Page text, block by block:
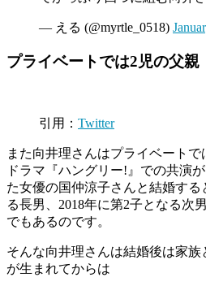
— える (@myrtle_0518)
プライベートでは2児の父親
引用： Twitter
また向井理さんはプライベートで
ドラマ『ハングリー!』での共演
た女優の国仲涼子さんと結婚する
る長男、2018年に第2子となる次
でもあるのです。
そんな向井理さんは結婚後は家
が生まれてからは